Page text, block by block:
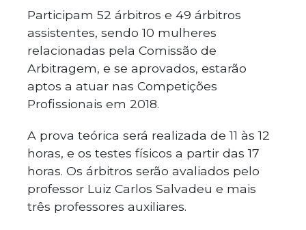
Participam 52 árbitros e 49 árbitros
assistentes, sendo 10 mulheres
relacionadas pela Comissão de
Arbitragem, e se aprovados, estarão
aptos a atuar nas Competições
Profissionais em 2018.
A prova teórica será realizada de 11 às 12
horas, e os testes físicos a partir das 17
horas. Os árbitros serão avaliados pelo
professor Luiz Carlos Salvadeu e mais
três professores auxiliares.